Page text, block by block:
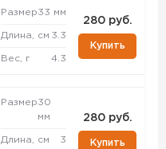
Размер33 мм
Длина, см 3.3
Вес, г 4.3
280 руб.
Купить
Размер30
мм
Длина, см 3
280 руб.
Купить